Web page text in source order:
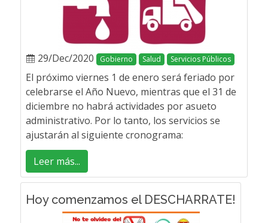
29/Dec/2020 Gobierno Salud Servicios Públicos
El próximo viernes 1 de enero será feriado por
celebrarse el Año Nuevo, mientras que el 31 de
diciembre no habrá actividades por asueto
administrativo. Por lo tanto, los servicios se
ajustarán al siguiente cronograma:
Leer más...
Hoy comenzamos el DESCHARRATE!